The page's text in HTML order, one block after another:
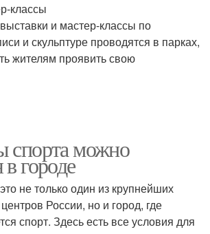
классы
и мастер-классы по
и скульптуре проводятся в парках,
жителям проявить свою
спорта можно
городе
не только один из крупнейших
России, но и город, где
спорт. Здесь есть все условия для